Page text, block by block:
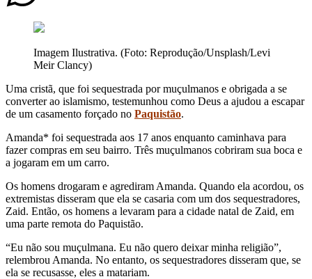
Imagem Ilustrativa. (Foto: Reprodução/Unsplash/Levi
Meir Clancy)
Uma cristã, que foi sequestrada por muçulmanos e obrigada a se
converter ao islamismo, testemunhou como Deus a ajudou a escapar
de um casamento forçado no Paquistão.
Amanda* foi sequestrada aos 17 anos enquanto caminhava para
fazer compras em seu bairro. Três muçulmanos cobriram sua boca e
a jogaram em um carro.
Os homens drogaram e agrediram Amanda. Quando ela acordou, os
extremistas disseram que ela se casaria com um dos sequestradores,
Zaid. Então, os homens a levaram para a cidade natal de Zaid, em
uma parte remota do Paquistão.
“Eu não sou muçulmana. Eu não quero deixar minha religião”,
relembrou Amanda. No entanto, os sequestradores disseram que, se
ela se recusasse, eles a matariam.